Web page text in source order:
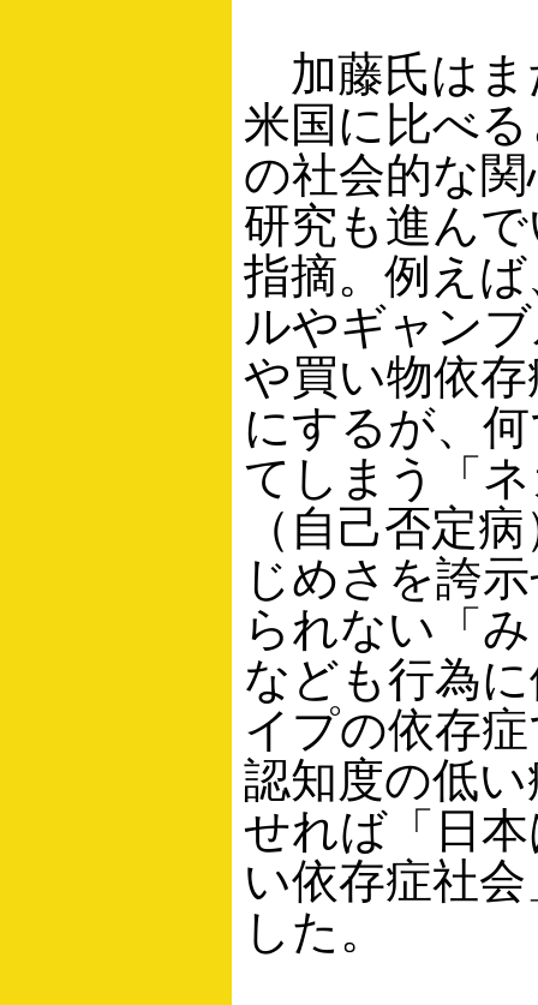
加藤氏はま
米国に比べ
の社会的な
研究も進ん
指摘。例え
ルやギャン
や買い物依
にするが、
てしまう「
（自己否定
じめさを誇
られない「
なども行為
イプの依存
認知度の低
せれば「日
い依存症社
した。